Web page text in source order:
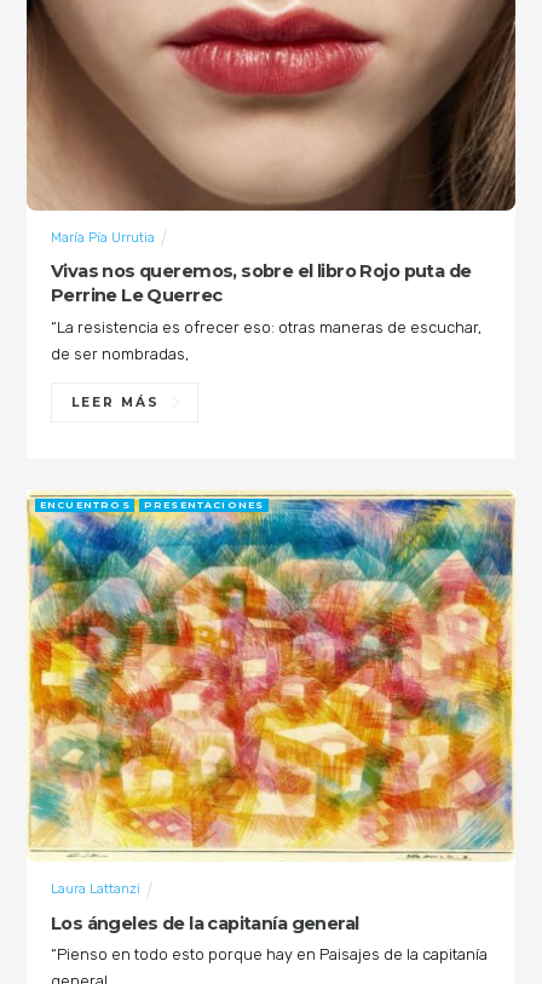
Vivas nos queremos, sobre el libro Rojo puta de
Perrine Le Querrec
María Pía Urrutia
“La resistencia es ofrecer eso: otras maneras de escuchar,
de ser nombradas,
LEER MÁS
Los ángeles de la capitanía general
Laura Lattanzi
ENCUENTROS PRESENTACIONES
“Pienso en todo esto porque hay en Paisajes de la capitanía